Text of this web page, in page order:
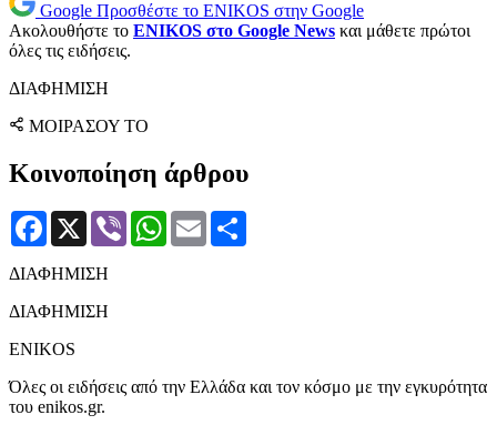
Google Προσθέστε το ENIKOS στην Google
Ακολουθήστε το ENIKOS στο Google News και μάθετε πρώτοι
όλες τις ειδήσεις.
ΔΙΑΦΗΜΙΣΗ
ΜΟΙΡΑΣΟΥ ΤΟ
Κοινοποίηση άρθρου
Facebook
X Viber WhatsApp
Email
ΔΙΑΦΗΜΙΣΗ
ΔΙΑΦΗΜΙΣΗ
ENIKOS
Όλες οι ειδήσεις από την Ελλάδα και τον κόσμο με την εγκυρότητα
του enikos.gr.